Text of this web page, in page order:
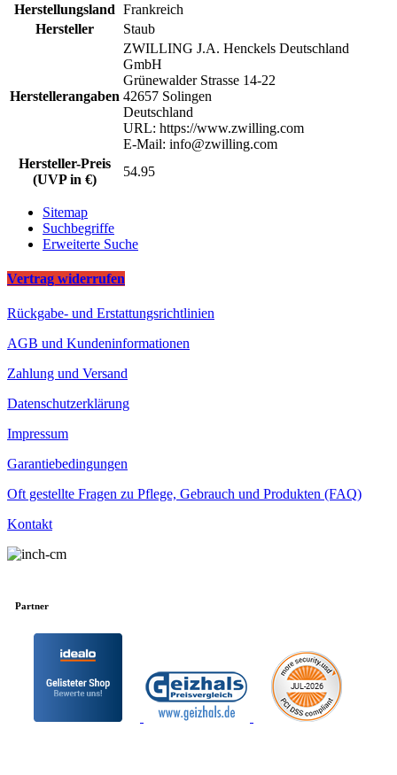
Herstellungsland Frankreich
Hersteller
Staub
Herstellerangaben
ZWILLING J.A. Henckels Deutschland
GmbH
Grünewalder Strasse 14-22
42657 Solingen
Deutschland
URL: https://www.zwilling.com
E-Mail: info@zwilling.com
Hersteller-Preis
(UVP in €)
54.95
Sitemap
Suchbegriffe
Erweiterte Suche
Vertrag widerrufen
Rückgabe- und Erstattungsrichtlinien
AGB und Kundeninformationen
Zahlung und Versand
Datenschutzerklärung
Impressum
Garantiebedingungen
Oft gestellte Fragen zu Pflege, Gebrauch und Produkten (FAQ)
Kontakt
Partner